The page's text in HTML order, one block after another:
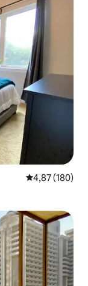
Évaluation
4,87 (180)